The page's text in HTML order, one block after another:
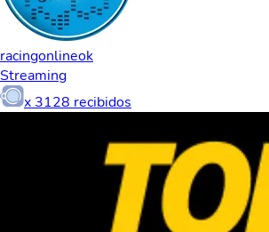
racingonlineok
Streaming
x 3128 recibidos